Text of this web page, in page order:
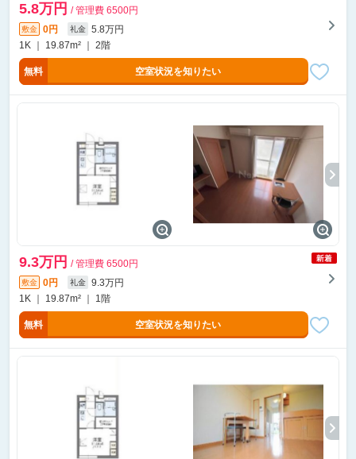
5.8万円 / 管理費 6500円
敷金 0円 礼金
5.8万円
1K ｜ 19.87m² ｜ 2階
無料 空室状況を知りたい
9.3万円 / 管理費 6500円
敷金 0円 礼金
9.3万円
1K ｜ 19.87m² ｜ 1階
無料 空室状況を知りたい